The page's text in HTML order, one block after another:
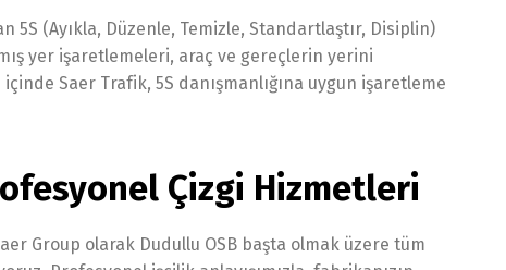
(Ayıkla, Düzenle, Temizle, Standartlaştır, Disiplin)
yer işaretlemeleri, araç ve gereçlerin yerini
Saer Trafik, 5S danışmanlığına uygun işaretleme
Çizgi Hizmetleri
Group olarak Dudullu OSB başta olmak üzere tüm